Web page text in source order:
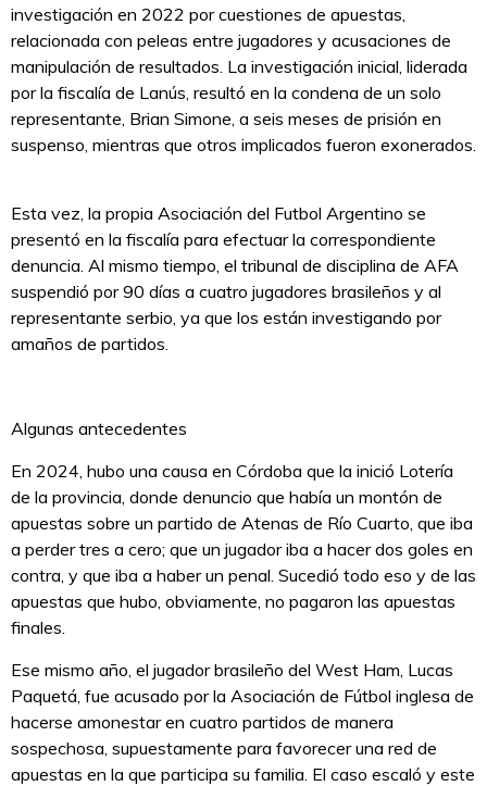
investigación en 2022 por cuestiones de apuestas,
relacionada con peleas entre jugadores y acusaciones de
manipulación de resultados. La investigación inicial, liderada
por la fiscalía de Lanús, resultó en la condena de un solo
representante, Brian Simone, a seis meses de prisión en
suspenso, mientras que otros implicados fueron exonerados.
Esta vez, la propia Asociación del Futbol Argentino se
presentó en la fiscalía para efectuar la correspondiente
denuncia. Al mismo tiempo, el tribunal de disciplina de AFA
suspendió por 90 días a cuatro jugadores brasileños y al
representante serbio, ya que los están investigando por
amaños de partidos.
Algunas antecedentes
En 2024, hubo una causa en Córdoba que la inició Lotería
de la provincia, donde denuncio que había un montón de
apuestas sobre un partido de Atenas de Río Cuarto, que iba
a perder tres a cero; que un jugador iba a hacer dos goles en
contra, y que iba a haber un penal. Sucedió todo eso y de las
apuestas que hubo, obviamente, no pagaron las apuestas
finales.
Ese mismo año, el jugador brasileño del West Ham, Lucas
Paquetá, fue acusado por la Asociación de Fútbol inglesa de
hacerse amonestar en cuatro partidos de manera
sospechosa, supuestamente para favorecer una red de
apuestas en la que participa su familia. El caso escaló y este